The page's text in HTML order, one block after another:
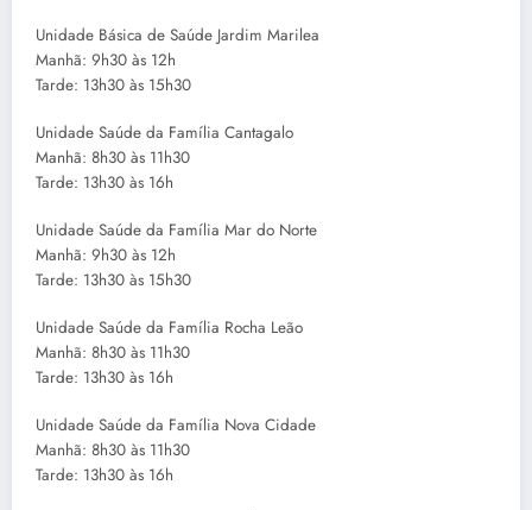
Unidade Básica de Saúde Jardim Marilea
Manhã: 9h30 às 12h
Tarde: 13h30 às 15h30
Unidade Saúde da Família Cantagalo
Manhã: 8h30 às 11h30
Tarde: 13h30 às 16h
Unidade Saúde da Família Mar do Norte
Manhã: 9h30 às 12h
Tarde: 13h30 às 15h30
Unidade Saúde da Família Rocha Leão
Manhã: 8h30 às 11h30
Tarde: 13h30 às 16h
Unidade Saúde da Família Nova Cidade
Manhã: 8h30 às 11h30
Tarde: 13h30 às 16h